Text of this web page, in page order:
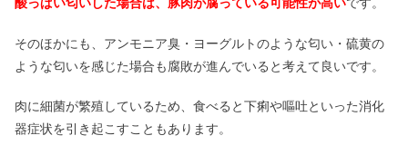
そのほかにも、アンモニア臭・ヨーグルトのような匂い・硫黄の
ような匂いを感じた場合も腐敗が進んでいると考えて良いです。
肉に細菌が繁殖しているため、食べると下痢や嘔吐といった消化
器症状を引き起こすこともあります。